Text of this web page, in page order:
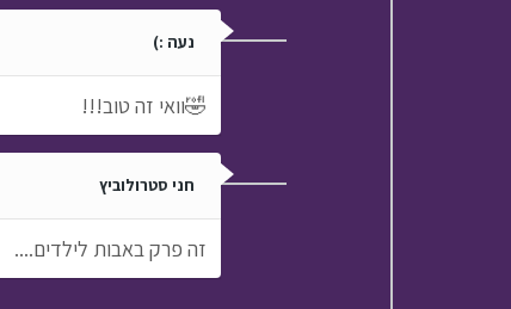
נעה :)
🤣וואי זה טוב!!!
חני סטרולוביץ
זה פרק באבות לילדים....